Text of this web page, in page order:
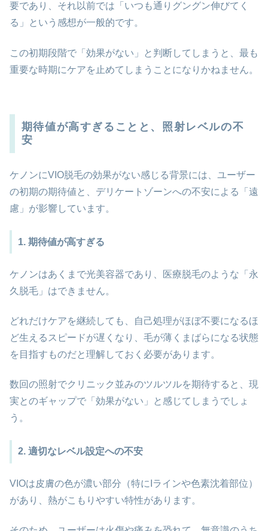
要であり、それ以前では「いつも通りグングン伸びてく
る」という感想が一般的です。
この初期段階で「効果がない」と判断してしまうと、最も
重要な時期にケアを止めてしまうことになりかねません。
期待値が高すぎることと、照射レベルの不
安
ケノンにVIO脱毛の効果がない感じる背景には、ユーザー
の初期の期待値と、デリケートゾーンへの不安による「遠
慮」が影響しています。
1. 期待値が高すぎる
ケノンはあくまで光美容器であり、医療脱毛のような「永
久脱毛」はできません。
どれだけケアを継続しても、自己処理がほぼ不要になるほ
ど生えるスピードが遅くなり、毛が薄くまばらになる状態
を目指すものだと理解しておく必要があります。
数回の照射でクリニック並みのツルツルを期待すると、現
実とのギャップで「効果がない」と感じてしまうでしょ
う。
2. 適切なレベル設定への不安
VIOは皮膚の色が濃い部分（特にIラインや色素沈着部位）
があり、熱がこもりやすい特性があります。